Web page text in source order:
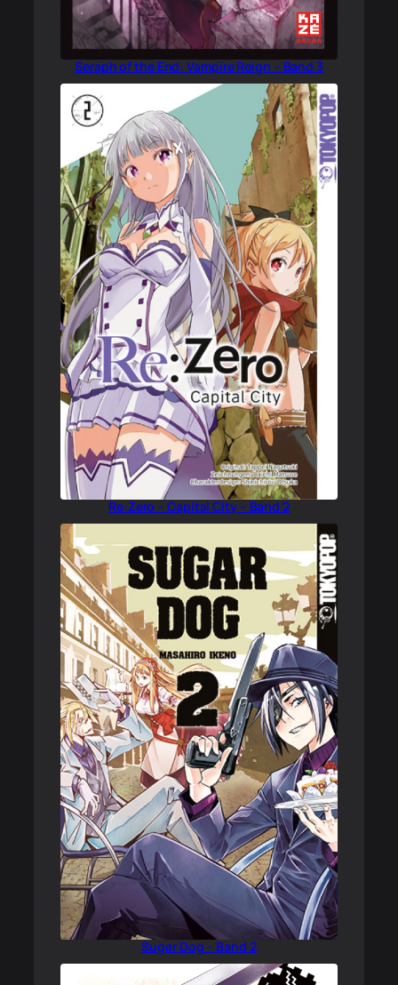
Seraph of the End: Vampire Reign – Band 3
Re:Zero – Capital City – Band 2
Sugar Dog – Band 2